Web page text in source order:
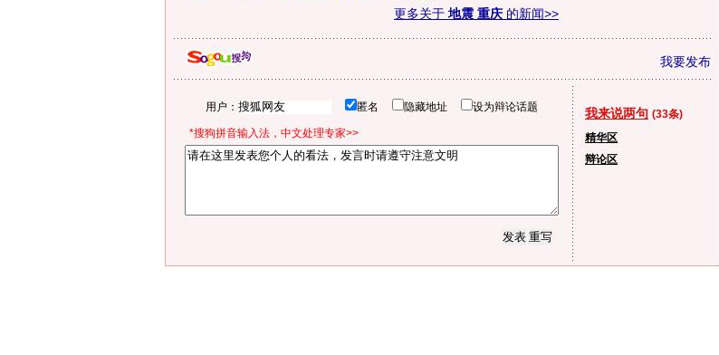
更多关于 地震 重庆 的新闻>>
我要发布
用户： 匿名 隐藏地址 设为辩论话题
*搜狗拼音输入法，中文处理专家>>
我来说两句 (33条)
精华区
辩论区